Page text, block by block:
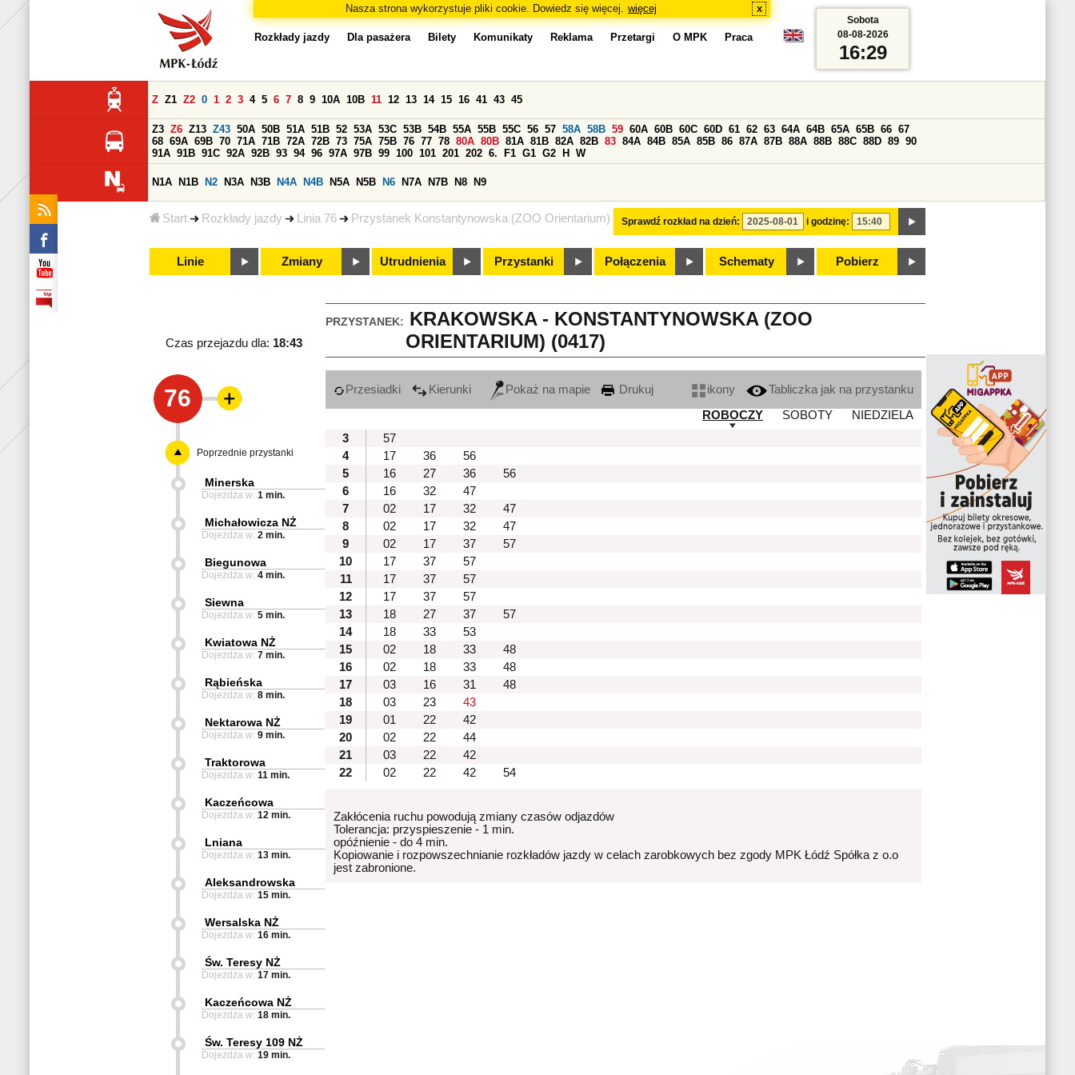
Nasza strona wykorzystuje pliki cookie. Dowiedz się więcej. więcej x
Start Rozkłady jazdy Linia 76 Przystanek Konstantynowska (ZOO Orientarium)
Rozkłady jazdy Dla pasażera Bilety Komunikaty Reklama Przetargi O MPK Praca
Sprawdź rozkład na dzień: i godzinę:
Z Z1 Z2 0 1 2 3 4 5 6 7 8 9 10A 10B 11 12 13 14 15 16 41 43 45
Z3 Z6 Z13 Z43 50A 50B 51A 51B 52 53A 53C 53B 54B 55A 55B 55C 56 57 58A 58B 59 60A 60B 60C 60D 61 62 63 64A 64B 65A 65B 66 67
68 69A 69B 70 71A 71B 72A 72B 73 75A 75B 76 77 78 80A 80B 81A 81B 82A 82B 83 84A 84B 85A 85B 86 87A 87B 88A 88B 88C 88D 89 90
91A 91B 91C 92A 92B 93 94 96 97A 97B 99 100 101 201 202 6. F1 G1 G2 H W
N1A N1B N2 N3A N3B N4A N4B N5A N5B N6 N7A N7B N8 N9
Linie Zmiany Utrudnienia Przystanki Połączenia Schematy Pobierz
Sobota
08-08-2026
16:29
PRZYSTANEK: KRAKOWSKA - KONSTANTYNOWSKA (ZOO
ORIENTARIUM) (0417)
Czas przejazdu dla: 18:43
76 Przesiadki Kierunki Pokaż na mapie Drukuj ikony
Tabliczka jak na przystanku
ROBOCZY
SOBOTY
NIEDZIELA
3
57
4
17 36
56
5
16 27 36
56
6
16 32
47
7
02 17 32
47
8
02 17 32
47
9
02 17 37
57
10
17 37
57
11
17 37
57
12
17 37
57
13
18 27 37
57
14
18 33
53
15
02 18 33
48
16
02 18 33
48
17
03 16 31
48
18
03 23
43
19
01 22
42
20
02 22
44
21
03 22
42
22
02 22 42 54
Zakłócenia ruchu powodują zmiany czasów odjazdów
Tolerancja: przyspieszenie - 1 min.
opóźnienie - do 4 min.
Kopiowanie i rozpowszechnianie rozkładów jazdy w celach zarobkowych bez zgody MPK Łódź Spółka z o.o
jest zabronione.
Poprzednie przystanki
Minerska
Dojeżdża w: 1 min.
Michałowicza NŻ
Dojeżdża w: 2 min.
Biegunowa
Dojeżdża w: 4 min.
Siewna
Dojeżdża w: 5 min.
Kwiatowa NŻ
Dojeżdża w: 7 min.
Rąbieńska
Dojeżdża w: 8 min.
Nektarowa NŻ
Dojeżdża w: 9 min.
Traktorowa
Dojeżdża w: 11 min.
Kaczeńcowa
Dojeżdża w: 12 min.
Lniana
Dojeżdża w: 13 min.
Aleksandrowska
Dojeżdża w: 15 min.
Wersalska NŻ
Dojeżdża w: 16 min.
Św. Teresy NŻ
Dojeżdża w: 17 min.
Kaczeńcowa NŻ
Dojeżdża w: 18 min.
Św. Teresy 109 NŻ
Dojeżdża w: 19 min.